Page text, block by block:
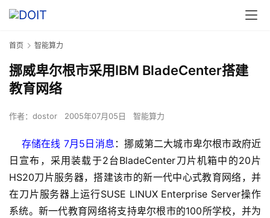
首页 智能算力
挪威卑尔根市采用IBM BladeCenter搭建
教育网络
作者： dostor 2005年07月05日 智能算力
存储在线 7月5日消息 ：挪威第二大城市卑尔根市政府近
日宣布，采用装载于2台BladeCenter刀片机箱中的20片
HS20刀片服务器，搭建该市的新一代中心式教育网络，并
在刀片服务器上运行SUSE LINUX Enterprise Server操作
系统。新一代教育网络将支持卑尔根市的100所学校，并为